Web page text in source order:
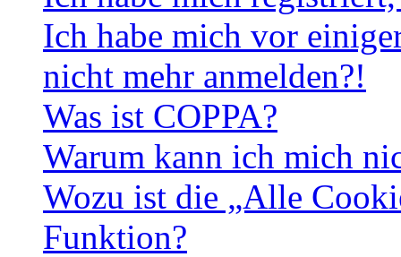
Ich habe mich vor
nicht mehr anmelden?!
Was ist COPPA?
Warum kann ich mich
Wozu ist die „Alle
Funktion?